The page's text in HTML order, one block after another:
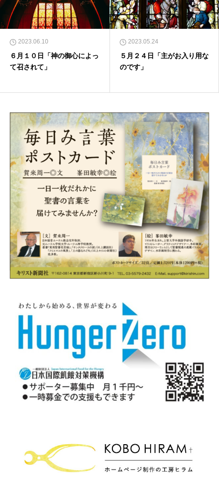
2023.06.10
６月１０日「神の御心によっ
て召されて」
2023.05.24
５月２４日「主がお入り用な
のです」